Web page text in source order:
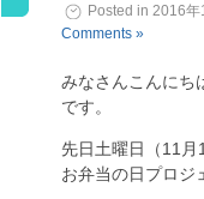
Posted in 2016
Comments »
みなさんこんにち
です。
先日土曜日（11
お弁当の日プロジ